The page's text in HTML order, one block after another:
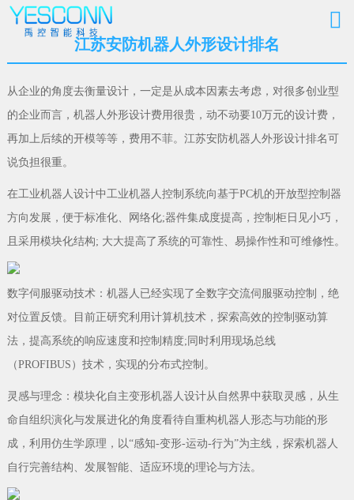
江苏安防机器人外形设计排名
从企业的角度去衡量设计，一定是从成本因素去考虑，对很多创业型
的企业而言，机器人外形设计费用很贵，动不动要10万元的设计费，
再加上后续的开模等等，费用不菲。江苏安防机器人外形设计排名可
说负担很重。
在工业机器人设计中工业机器人控制系统向基于PC机的开放型控制器
方向发展，便于标准化、网络化;器件集成度提高，控制柜日见小巧，
且采用模块化结构; 大大提高了系统的可靠性、易操作性和可维修性。
数字伺服驱动技术：机器人已经实现了全数字交流伺服驱动控制，绝
对位置反馈。目前正研究利用计算机技术，探索高效的控制驱动算
法，提高系统的响应速度和控制精度;同时利用现场总线
（PROFIBUS）技术，实现的分布式控制。
灵感与理念：模块化自主变形机器人设计从自然界中获取灵感，从生
命自组织演化与发展进化的角度看待自重构机器人形态与功能的形
成，利用仿生学原理，以“感知-变形-运动-行为”为主线，探索机器人
自行完善结构、发展智能、适应环境的理论与方法。